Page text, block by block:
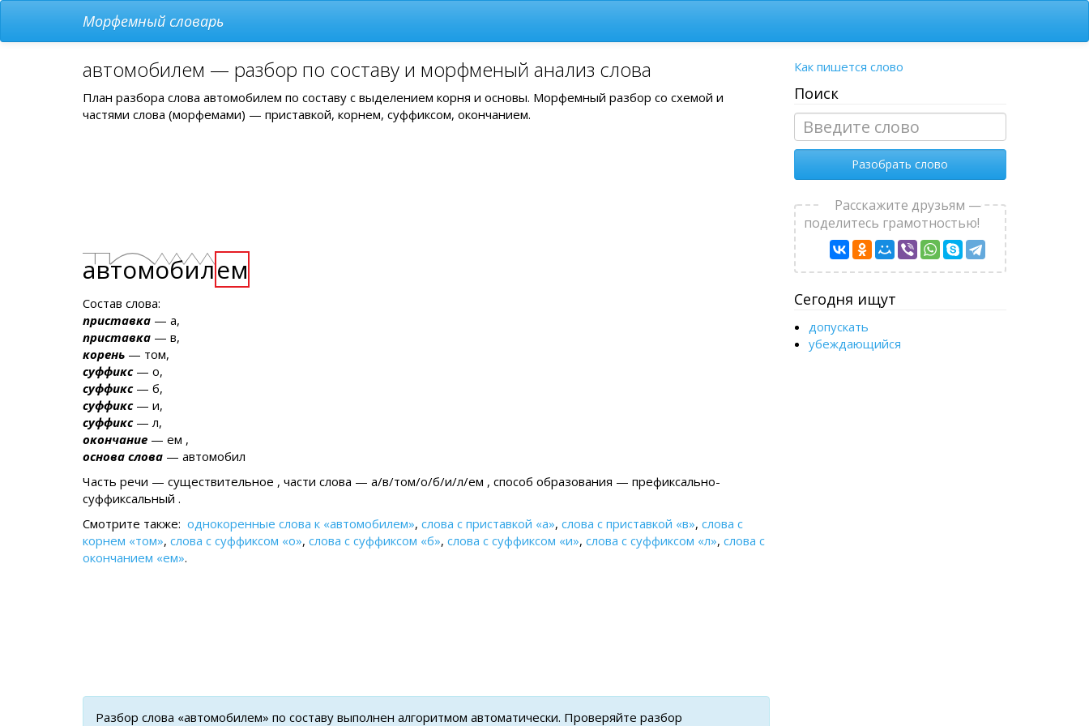
Морфемный словарь
автомобилем — разбор по составу и морфменый анализ слова
План разбора слова автомобилем по составу с выделением корня и основы. Морфемный разбор со схемой и
частями слова (морфемами) — приставкой, корнем, суффиксом, окончанием.
автомобилем
Состав слова:
приставка — а,
приставка — в,
корень — том,
суффикс— о,
суффикс— б,
суффикс— и,
суффикс— л,
окончание — ем ,
основа слова — автомобил
Часть речи — существительное , части слова — а/в/том/о/б/и/л/ем , cпособ образования — префиксально-
суффиксальный .
Смотрите также: однокоренные слова к «автомобилем», слова с приставкой «а», слова с приставкой «в», слова с
корнем «том», слова с суффиксом «о», слова с суффиксом «б», слова с суффиксом «и», слова с суффиксом «л», слова с
окончанием «ем».
Разбор слова «автомобилем» по составу выполнен алгоритмом автоматически. Проверяйте разбор
Как пишется слово
Поиск
Разобрать слово
Расскажите друзьям —
поделитесь грамотностью!
Сегодня ищут
допускать
убеждающийся